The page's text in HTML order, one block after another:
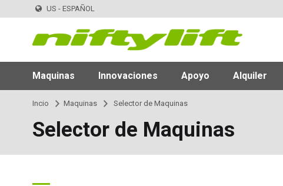
US - ESPAÑOL
Maquinas Innovaciones Apoyo Alquiler
Incio Maquinas Selector de Maquinas
Selector de Maquinas